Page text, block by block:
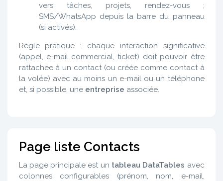
vers tâches, projets, rendez-vous ;
SMS/WhatsApp depuis la barre du panneau
(si activés).
Règle pratique : chaque interaction significative
(appel, e-mail commercial, ticket) doit pouvoir être
rattachée à un contact (ou créée comme contact à
la volée) avec au moins un e-mail ou un téléphone
et, si possible, une entreprise associée.
Page liste Contacts
La page principale est un tableau DataTables avec
colonnes configurables (prénom, nom, e-mail,